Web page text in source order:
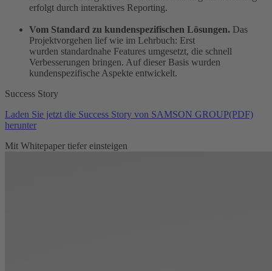
erfolgt durch interaktives Reporting.
Vom Standard zu kundenspezifischen Lösungen. Das
Projektvorgehen lief wie im Lehrbuch: Erst
wurden standardnahe Features umgesetzt, die schnell
Verbesserungen bringen. Auf dieser Basis wurden
kundenspezifische Aspekte entwickelt.
Success Story
Laden Sie jetzt die Success Story von SAMSON GROUP(PDF)
herunter
Mit Whitepaper tiefer einsteigen